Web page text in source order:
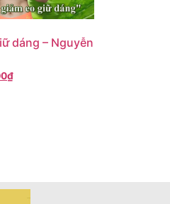
dáng – Nguyễn
₫